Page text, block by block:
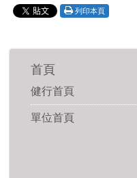
列印本頁
首頁
健行首頁
單位首頁